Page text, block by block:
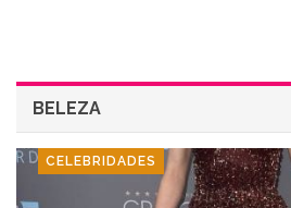
BELEZA
CELEBRIDADES